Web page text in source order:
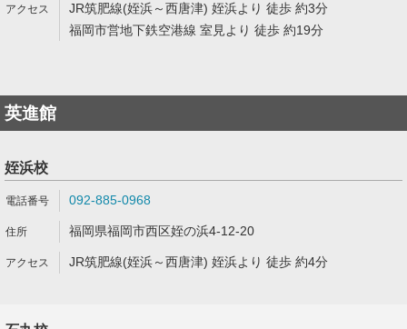
JR筑肥線(姪浜～西唐津) 姪浜より 徒歩 約3分
福岡市営地下鉄空港線 室見より 徒歩 約19分
英進館
姪浜校
092-885-0968
福岡県福岡市西区姪の浜4-12-20
JR筑肥線(姪浜～西唐津) 姪浜より 徒歩 約4分